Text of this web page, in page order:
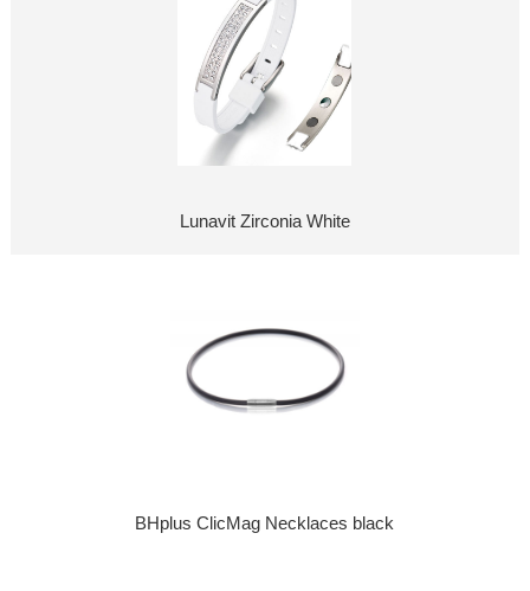
Lunavit Zirconia White
BHplus ClicMag Necklaces black